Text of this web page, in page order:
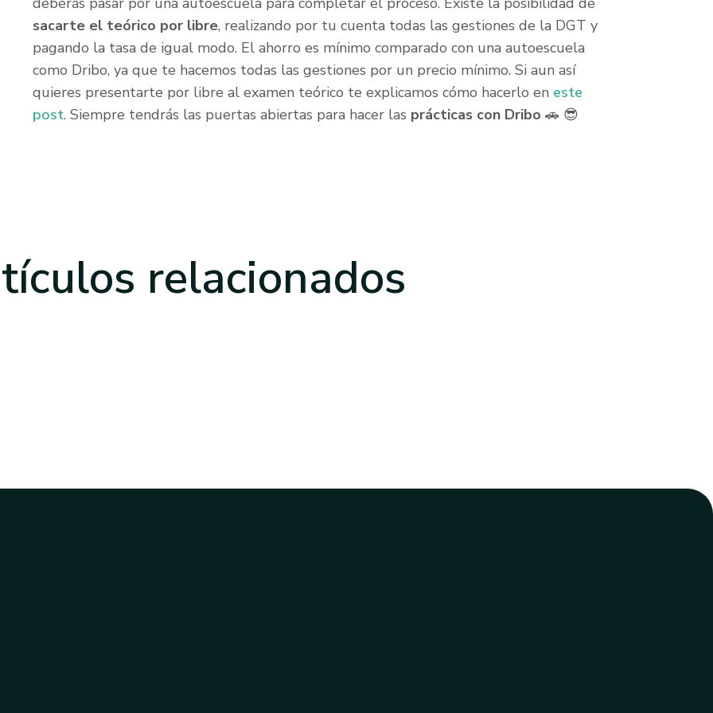
sacarte el teórico por libre, realizando por tu cuenta todas las gestiones de la DGT y
pagando la tasa de igual modo. El ahorro es mínimo comparado con una autoescuela
como Dribo, ya que te hacemos todas las gestiones por un precio mínimo. Si aun así
quieres presentarte por libre al examen teórico te explicamos cómo hacerlo en este
post. Siempre tendrás las puertas abiertas para hacer las prácticas con Dribo 🚗 😎
relacionados